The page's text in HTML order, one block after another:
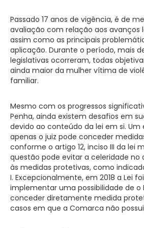
Passado 17 anos de vigência, é de
avaliação com relação aos avanços
assim como as principais
aplicação. Durante o período, mais
legislativas ocorreram, todas
ainda maior da mulher vítima de
familiar.
Mesmo com os progressos
Penha, ainda existem desafios em
devido ao conteúdo da lei em si. Um
apenas o juiz pode conceder
conforme o artigo 12, inciso III da lei
questão pode evitar a celeridade no
às medidas protetivas, como
I. Excepcionalmente, em 2018 a Lei
implementar uma possibilidade de o
conceder diretamente medida
casos em que a Comarca não possui